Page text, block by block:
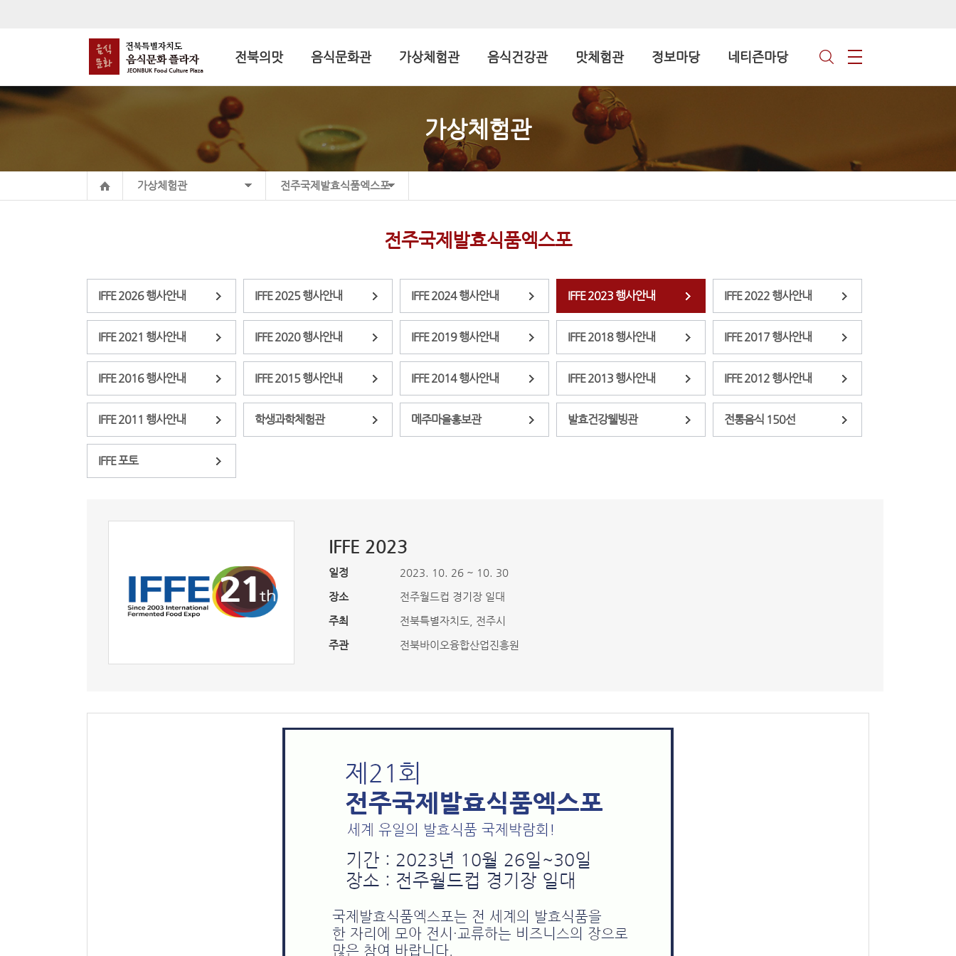
전북의맛 음식문화관 가상체험관 음식건강관 맛체험관 정보마당 네티즌마당
가상체험관
가상체험관 전주국제발효식품엑스포
전주국제발효식품엑스포
IFFE 2026 행사안내 IFFE 2025 행사안내 IFFE 2024 행사안내 IFFE 2023 행사안내 IFFE 2022 행사안내
IFFE 2021 행사안내 IFFE 2020 행사안내 IFFE 2019 행사안내 IFFE 2018 행사안내 IFFE 2017 행사안내
IFFE 2016 행사안내 IFFE 2015 행사안내 IFFE 2014 행사안내 IFFE 2013 행사안내 IFFE 2012 행사안내
IFFE 2011 행사안내 학생과학체험관 메주마을홍보관 발효건강웰빙관 전통음식 150선
IFFE 포토
IFFE 2023
일정
2023. 10. 26 ~ 10. 30
장소
전주월드컵 경기장 일대
주최
전북특별자치도, 전주시
주관
전북바이오융합산업진흥원